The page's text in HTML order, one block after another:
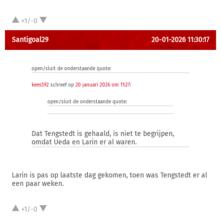
+1/-0
Santigoal29 20-01-2026 11:30:17
open/sluit de onderstaande quote:
kees592 schreef op 20 januari 2026 om 11:27:
open/sluit de onderstaande quote:
Dat Tengstedt is gehaald, is niet te begrijpen,
omdat Ueda en Larin er al waren.
Larin is pas op laatste dag gekomen, toen was Tengstedt er al
een paar weken.
+1/-0